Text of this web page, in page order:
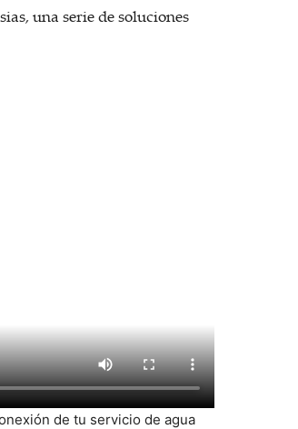
una serie de soluciones
de tu servicio de agua